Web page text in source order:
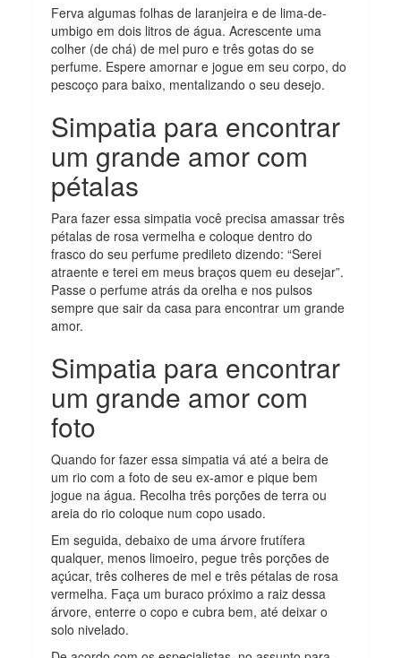
Ferva algumas folhas de laranjeira e de lima-de-
umbigo em dois litros de água. Acrescente uma
colher (de chá) de mel puro e três gotas do se
perfume. Espere amornar e jogue em seu corpo, do
pescoço para baixo, mentalizando o seu desejo.
Simpatia para encontrar
um grande amor com
pétalas
Para fazer essa simpatia você precisa amassar três
pétalas de rosa vermelha e coloque dentro do
frasco do seu perfume predileto dizendo: “Serei
atraente e terei em meus braços quem eu desejar”.
Passe o perfume atrás da orelha e nos pulsos
sempre que sair da casa para encontrar um grande
amor.
Simpatia para encontrar
um grande amor com
foto
Quando for fazer essa simpatia vá até a beira de
um rio com a foto de seu ex-amor e pique bem
jogue na água. Recolha três porções de terra ou
areia do rio coloque num copo usado.
Em seguida, debaixo de uma árvore frutífera
qualquer, menos limoeiro, pegue três porções de
açúcar, três colheres de mel e três pétalas de rosa
vermelha. Faça um buraco próximo a raiz dessa
árvore, enterre o copo e cubra bem, até deixar o
solo nivelado.